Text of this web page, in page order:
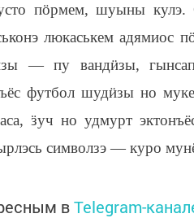
пӧрмем, шуыны кулэ.
люкаськем адямиос п
зы — пу вандӥзы,
футбол шудӥзы но
аса, ӟуч но удмурт
символзэ — куро
вTelegram-